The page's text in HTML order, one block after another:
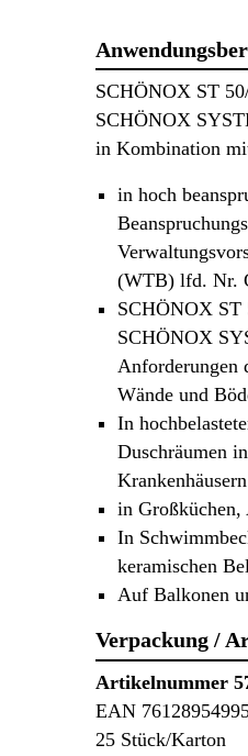
SCHÖNOX ST
SCHÖNOX
in Kombination
in hoch
(WTB) lfd. Nr.
SCHÖNOX
SCHÖNOX
Anforderungen
Wände und
In
Duschräumen
in Großküchen,
In
keramischen
Auf Balkonen
Verpackung /
Artikelnummer
EAN
25 Stück/Karton